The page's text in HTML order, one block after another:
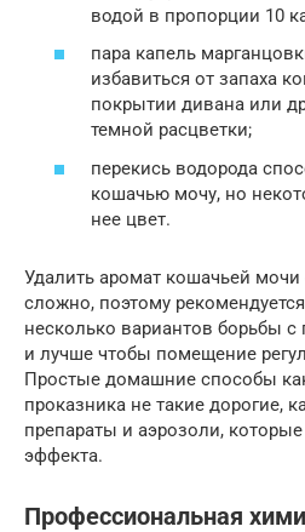
водой в пропорции 10
пара капель
избавиться от запаха
покрытии дивана или
темной расцветки;
перекись водорода
кошачью мочу, но
нее цвет.
Удалить аромат кошачьей
сложно, поэтому
несколько вариантов борьбы
и лучше чтобы помещение
Простые домашние способы
проказника не такие дорогие,
препараты и аэрозоли,
эффекта.
Профессиональная